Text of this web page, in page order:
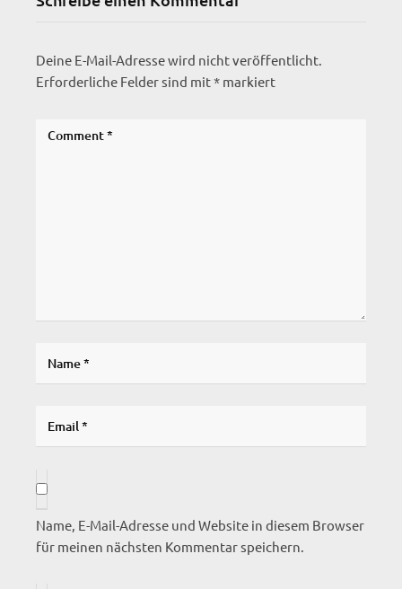
Deine E-Mail-Adresse wird nicht veröffentlicht.
Erforderliche Felder sind mit* markiert
Name, E-Mail-Adresse und Website in diesem Browser
für meinen nächsten Kommentar speichern.